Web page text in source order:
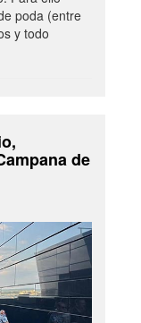
poda (entre
y todo
de